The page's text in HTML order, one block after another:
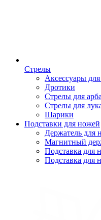
Стрелы
Аксессуары для
Дротики
Стрелы для
Стрелы для
Шарики
Подставки для ножей
Держатель для
Магнитный
Подставка для
Подставка для